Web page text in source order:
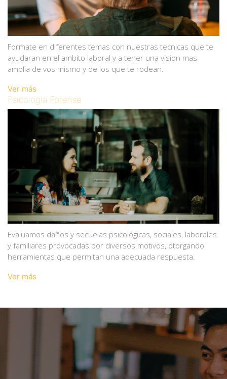
Formate en diferentes temas con nuestras tecnicas que te
ayudaran en el ambito laboral y a tener una vision mas
amplia de vos mismo y de los que te rodean.
Ver más
Psicologia Forense
Evaluamos daños y secuelas psicológicas, sociales, laborales
y familiares provocadas por diversos motivos, otorgando
herramientas que permitan una adecuada respuesta.
Ver más